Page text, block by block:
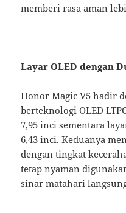
memberi rasa aman
Layar OLED dengan
Honor Magic V5 hadir
berteknologi OLED
7,95 inci sementara
6,43 inci. Keduanya
dengan tingkat
tetap nyaman
sinar matahari